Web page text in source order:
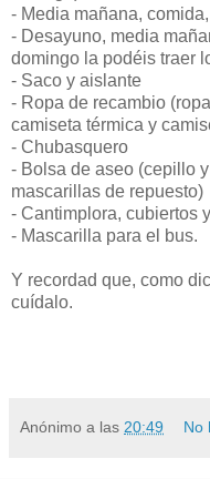
- Media mañana,
- Desayuno, media
domingo la podéis traer
- Saco y aislante
- Ropa de recambio
camiseta térmica y
- Chubasquero
- Bolsa de aseo (cepillo
mascarillas de repuesto)
- Cantimplora, cubiertos
- Mascarilla para el bus.
Y recordad que, como
cuídalo.
Anónimo a las 20:49 No